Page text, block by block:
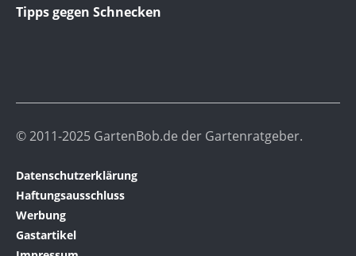
Tipps gegen Schnecken
© 2011-2025 GartenBob.de der Gartenratgeber.
Datenschutzerklärung
Haftungsausschluss
Werbung
Gastartikel